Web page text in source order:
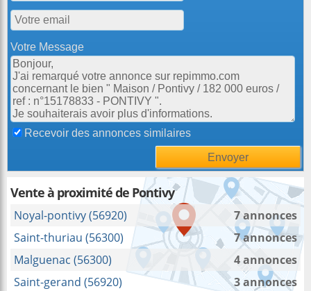
Votre Message
Recevoir des annonces similaires
Vente à proximité de Pontivy
Noyal-pontivy (56920)
7 annonces
Saint-thuriau (56300)
7 annonces
Malguenac (56300)
4 annonces
Saint-gerand (56920)
3 annonces